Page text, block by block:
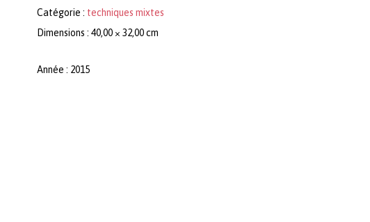
Catégorie : techniques mixtes
Dimensions : 40,00 × 32,00 cm
Année : 2015